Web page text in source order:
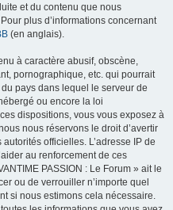
et du contenu que nous
plus d’informations concernant
(en anglais).
à caractère abusif, obscène,
pornographique, etc. qui pourrait
pays dans lequel le serveur de
ou encore la loi
dispositions, vous vous exposez à
nous réservons le droit d’avertir
officielles. L’adresse IP de
au renforcement de ces
PASSION : Le Forum » ait le
ou de verrouiller n’importe quel
si nous estimons cela nécessaire.